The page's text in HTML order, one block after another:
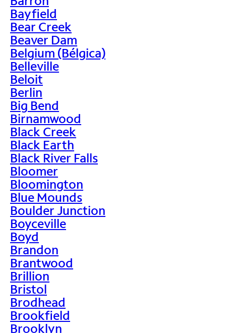
Bayfield
Bear Creek
Beaver Dam
Belgium (Bélgica)
Belleville
Beloit
Berlin
Big Bend
Birnamwood
Black Creek
Black Earth
Black River Falls
Bloomer
Bloomington
Blue Mounds
Boulder Junction
Boyceville
Boyd
Brandon
Brantwood
Brillion
Bristol
Brodhead
Brookfield
Brooklyn